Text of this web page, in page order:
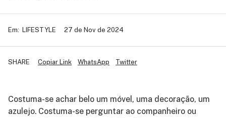
Em: LIFESTYLE 27 de Nov de 2024
Copiar Link WhatsApp Twitter
SHARE
Costuma-se achar belo um móvel, uma decoração, um
azulejo. Costuma-se perguntar ao companheiro ou